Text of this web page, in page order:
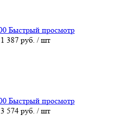
Быстрый просмотр
1 387 руб. / шт
Быстрый просмотр
3 574 руб. / шт